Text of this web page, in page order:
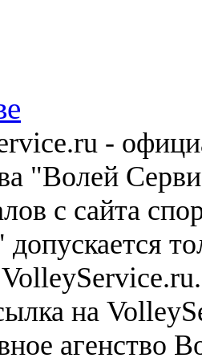
-
"Волей
с сайта
допускается
на
агенство